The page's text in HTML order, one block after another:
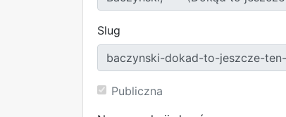
Slug
Publiczna